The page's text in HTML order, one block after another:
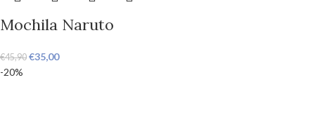
Mochila Naruto
€45,90 €35,00
-20%